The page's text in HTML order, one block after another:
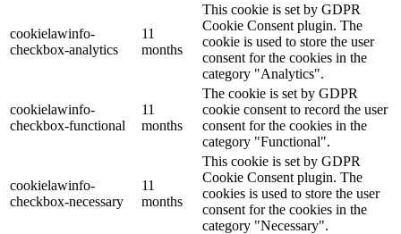
cookielawinfo-
checkbox-analytics
11
months
This cookie is set by GDPR
Cookie Consent plugin. The
cookie is used to store the user
consent for the cookies in the
category "Analytics".
cookielawinfo-
checkbox-functional
11
months
The cookie is set by GDPR
cookie consent to record the user
consent for the cookies in the
category "Functional".
cookielawinfo-
checkbox-necessary
11
months
This cookie is set by GDPR
Cookie Consent plugin. The
cookies is used to store the user
consent for the cookies in the
category "Necessary".